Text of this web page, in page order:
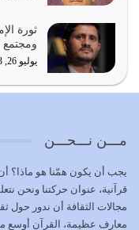
يشاء ويذل من يشاء
يوليو 21, 2026
{إِنَّ الدِّينَ عِنْدَ اللَّهِ
تتحقق الحقوق
يوليو 18, 2026
ثورة
ومجتمع
يوليو 26, 2023
مـــن نـــحـــن
يجب أن يكون همّنا هو ماذا؟ أن
قرآنية، عنوان حركتنا ونحن
مجالات الثقافة أن ندور حول
معارف عظيمة، القرآن أوسع